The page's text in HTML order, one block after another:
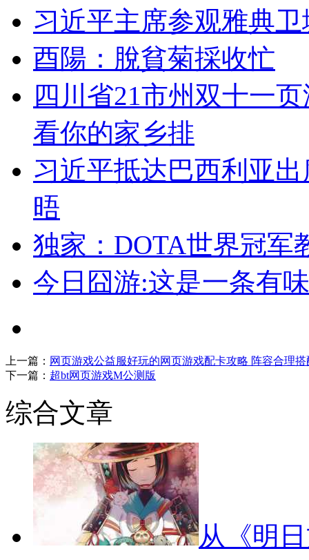
习近平主席参观雅典
酉陽：脫貧菊採收忙
四川省21市州双十一
看你的家乡排
习近平抵达巴西利亚
晤
独家：DOTA世界冠军
今日囧游:这是一条有
上一篇： 网页游戏公益服好玩的网页游戏配卡攻略 阵容合理搭
下一篇： 超bt网页游戏M公测版
综合文章
从《明